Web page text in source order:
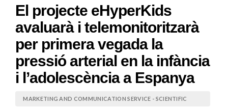
El projecte eHyperKids
avaluarà i telemonitoritzarà
per primera vegada la
pressió arterial en la infància
i l’adolescència a Espanya
MARKETING AND COMMUNICATION SERVICE - SCIENTIFIC